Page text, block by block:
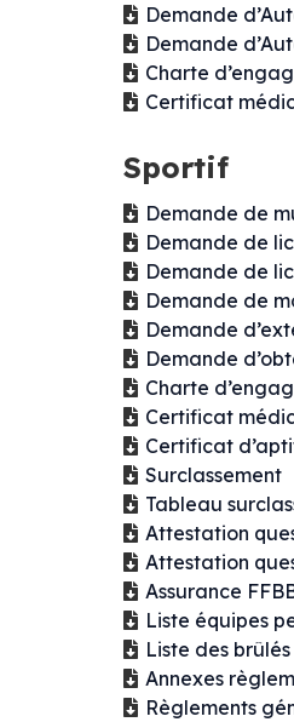
Demande
Demande
Charte
Certificat
Sportif
Demande de
Demande de
Demande de
Demande de
Demande
Demande
Charte
Certificat
Certificat
Surclassement
Tableau
Attestation
Attestation
Assurance
Liste équipes
Liste des brûlés
Annexes
Règlements